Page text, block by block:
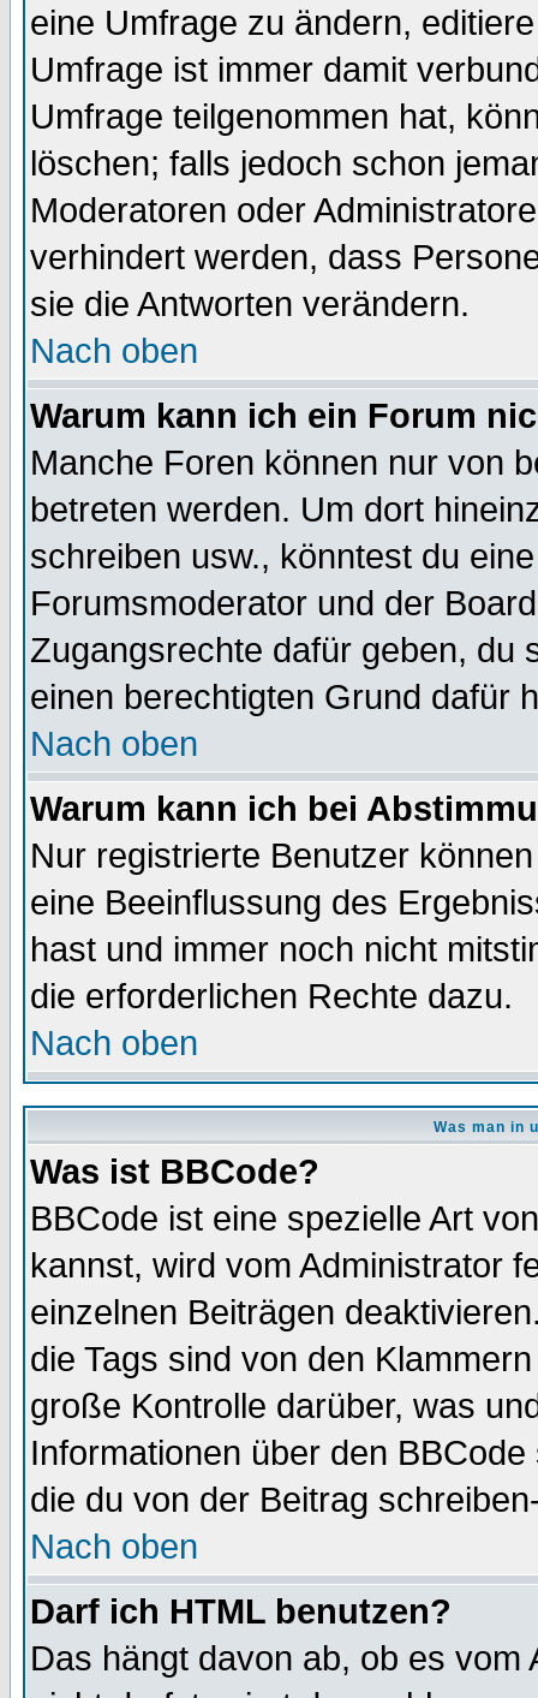
eine Umfrage zu ändern,
Umfrage ist immer damit
Umfrage teilgenommen hat,
löschen; falls jedoch schon
Moderatoren oder
verhindert werden, dass
sie die Antworten verändern.
Nach oben
Warum kann ich ein Forum
Manche Foren können nur von
betreten werden. Um dort
schreiben usw., könntest du
Forumsmoderator und der
Zugangsrechte dafür geben, du
einen berechtigten Grund dafür
Nach oben
Warum kann ich bei
Nur registrierte Benutzer
eine Beeinflussung des
hast und immer noch nicht
die erforderlichen Rechte dazu.
Nach oben
Was man in
Was ist BBCode?
BBCode ist eine spezielle Art
kannst, wird vom Administrator
einzelnen Beiträgen
die Tags sind von den
große Kontrolle darüber, was
Informationen über den
die du von der Beitrag
Nach oben
Darf ich HTML benutzen?
Das hängt davon ab, ob es